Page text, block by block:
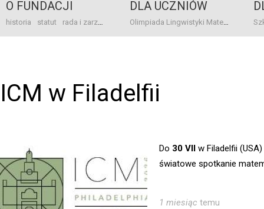
O FUNDACJI
historia statut rada i zarząd dane bankowo-adresowe kontakt
DLA UCZNIÓW
Olimpiada Lingwistyki Matematycznej
ICM w Filadelfii
Do 30 VII w Filadelfii
światowe spotkanie
1 miesiąc temu